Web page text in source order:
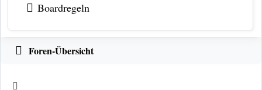
Boardregeln
Foren-Übersicht